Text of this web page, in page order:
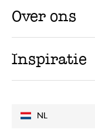
NL
Over ons
Inspiratie